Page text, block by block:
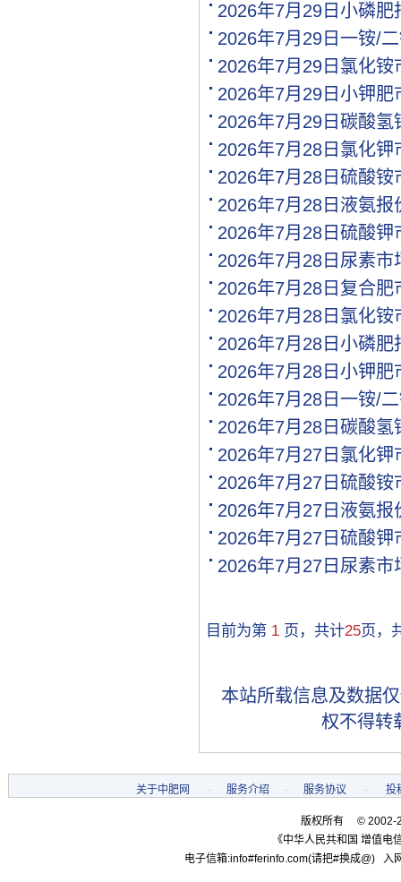
[代理]河南代理磷酸二铵10.
2026年7月29日小磷肥
2026年7月29日一铵/
2026年7月29日氯化铵
2026年7月29日小钾肥
2026年7月29日碳酸氢
2026年7月28日氯化钾
2026年7月28日硫酸铵
2026年7月28日液氨报
2026年7月28日硫酸钾
2026年7月28日尿素市
2026年7月28日复合肥
2026年7月28日氯化铵
2026年7月28日小磷肥
2026年7月28日小钾肥
2026年7月28日一铵/
2026年7月28日碳酸氢
2026年7月27日氯化钾
2026年7月27日硫酸铵
2026年7月27日液氨报
2026年7月27日硫酸钾
2026年7月27日尿素市
目前为第 1页，共计25页，
本站所载信息及数据
权不得转
关于中肥网 - 服务介绍 - 服务协议 - 投
版权所有 © 2002-
《中华人民共和国 增值电
电子信箱:info#ferinfo.com(请把#换成@)